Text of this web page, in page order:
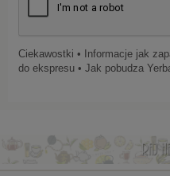
Ciekawostki • Informacje jak
do ekspresu • Jak pobudza